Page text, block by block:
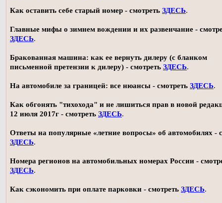
Как оставить себе старый номер - смотреть ЗДЕСЬ.
Главные мифы о зимнем вождении и их развенчание -
ЗДЕСЬ.
Бракованная машина: как ее вернуть дилеру (с бланком
письменной претензии к дилеру) - смотреть ЗДЕСЬ.
На автомобиле за границей: все нюансы - смотреть ЗДЕСЬ.
Как обгонять "тихохода" и не лишиться прав в новой
12 июля 2017г - смотреть ЗДЕСЬ.
Ответы на популярные «летние вопросы» об автомобилях -
ЗДЕСЬ.
Номера регионов на автомобильных номерах России -
ЗДЕСЬ.
Как сэкономить при оплате парковки - смотреть ЗДЕСЬ.